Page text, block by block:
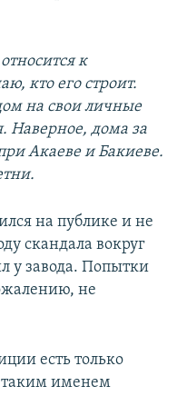
к
кто его строит.
на свои личные
Наверное, дома за
Акаеве и Бакиеве.
на публике и не
скандала вокруг
у завода. Попытки
не
есть только
таким именем